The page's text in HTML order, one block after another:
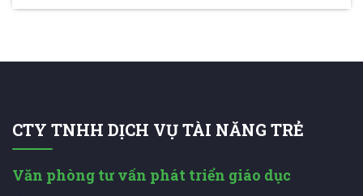
CTY TNHH DỊCH VỤ TÀI NĂNG TRẺ
Văn phòng tư vấn phát triển giáo dục